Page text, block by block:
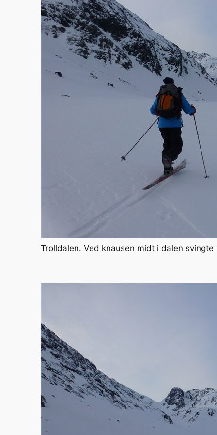
Trolldalen. Ved knausen midt i dalen svingte